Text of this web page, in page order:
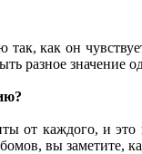
как он
разное значение
от каждого, и
вы заметите,